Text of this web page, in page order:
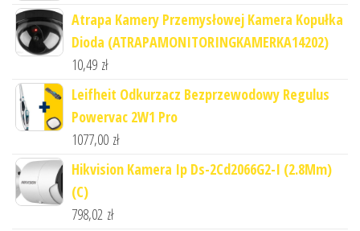
Atrapa Kamery Przemysłowej Kamera Kopułka
Dioda (ATRAPAMONITORINGKAMERKA14202)
10,49 zł
Leifheit Odkurzacz Bezprzewodowy Regulus
Powervac 2W1 Pro
1077,00 zł
Hikvision Kamera Ip Ds-2Cd2066G2-I (2.8Mm)
(C)
798,02 zł